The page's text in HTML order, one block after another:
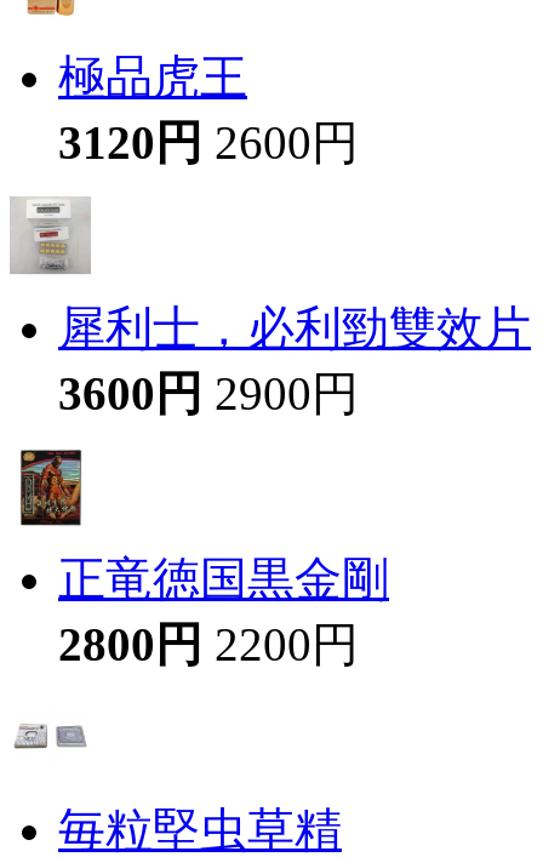
極品虎王
3120円 2600円
犀利士，必利勁雙效片
3600円 2900円
正竜徳国黒金剛
2800円 2200円
毎粒堅虫草精